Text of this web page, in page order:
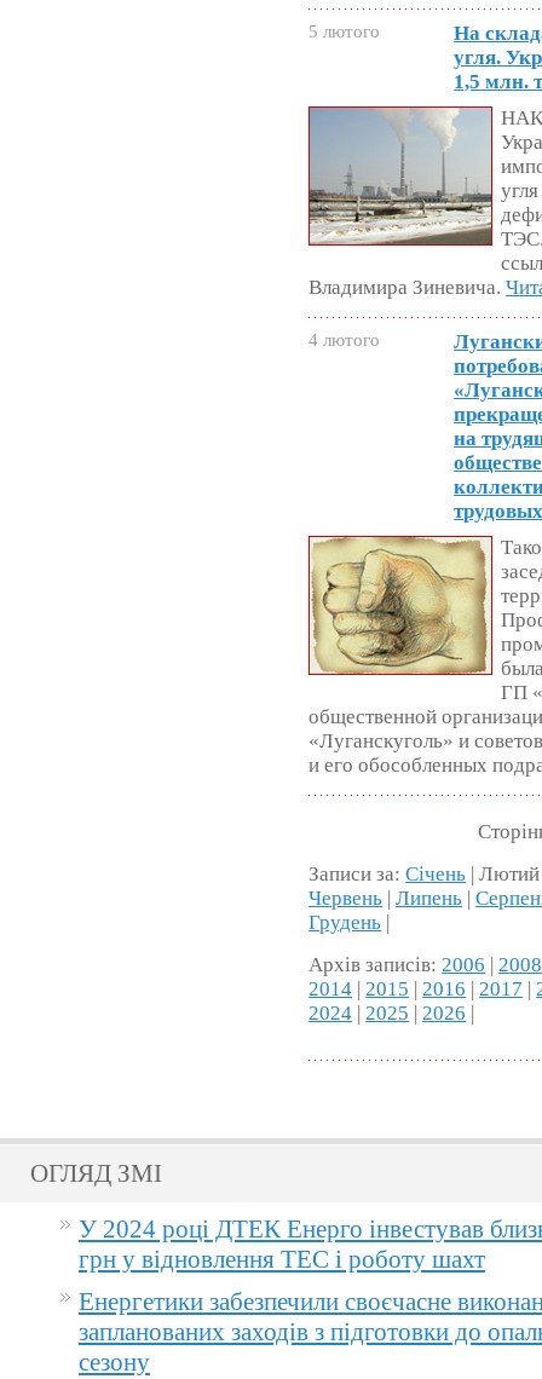
5 лютого
На
угля.
1,5 млн.
НАК
Владимира Зиневича.
4 лютого
на
ГП
общественной
«Луганскуголь» и
и его обособленных
Записи за:Січень |
Червень |Липень |
Грудень |
Архів записів: 2006 | 2008
2014 | 2015 | 2016 | 2017 |
2024 | 2025 | 2026 |
ОГЛЯД ЗМІ
У 2024 році ДТЕК Енерго інвестував
грн у відновлення ТЕС і роботу шахт
Енергетики забезпечили своєчасне
запланованих заходів з підготовки до
сезону